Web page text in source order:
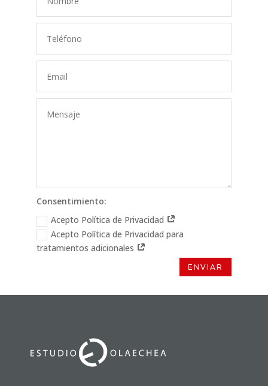
Consentimiento:
Acepto Política de Privacidad
Acepto Política de Privacidad para
tratamientos adicionales
ENVIAR